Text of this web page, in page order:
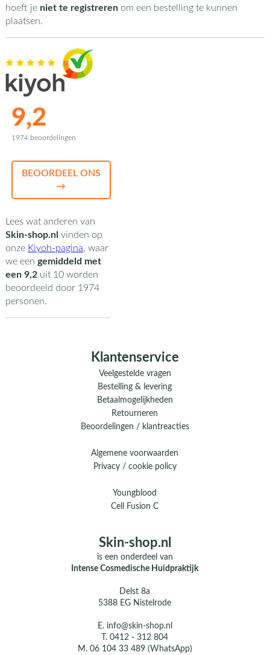
hoeft je niet te registrerenom een bestelling te kunnen
plaatsen.
9,2
1974 beoordelingen
BEOORDEEL ONS
→
Lees wat anderen van
Skin-shop.nl vinden op
onze Kiyoh-pagina, waar
we een gemiddeld met
een 9,2uit 10worden
beoordeeld door 1974
personen.
Klantenservice
Veelgestelde vragen
Bestelling & levering
Betaalmogelijkheden
Retourneren
Beoordelingen / klantreacties
Algemene voorwaarden
Privacy / cookie policy
Youngblood
Cell Fusion C
Skin-shop.nl
is een onderdeel van
Intense Cosmedische Huidpraktijk
Delst 8a
5388 EG Nistelrode
E. info@skin-shop.nl
T.0412 - 312 804
M. 06 104 33 489 (WhatsApp)